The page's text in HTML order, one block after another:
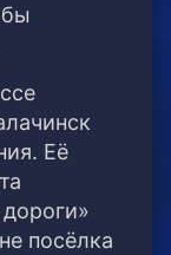
Её
посёлка